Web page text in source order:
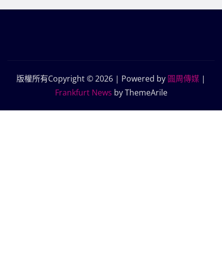
版權所有Copyright © 2026 | Powered by 圓周傳媒 |
Frankfurt News by ThemeArile